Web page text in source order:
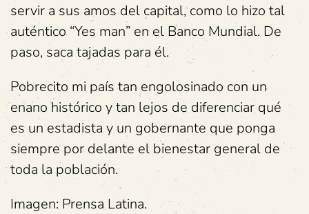
servir a sus amos del capital, como lo hizo tal
auténtico “Yes man” en el Banco Mundial. De
paso, saca tajadas para él.
Pobrecito mi país tan engolosinado con un
enano histórico y tan lejos de diferenciar qué
es un estadista y un gobernante que ponga
siempre por delante el bienestar general de
toda la población.
Imagen: Prensa Latina.